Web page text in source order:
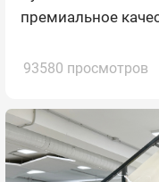
премиальное
93580 просмотров